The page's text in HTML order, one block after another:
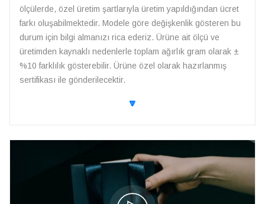
ölçülerde, özel üretim şartlarıyla üretim yapıldığından ücret
farkı oluşabilmektedir. Modele göre değişkenlik gösteren bu
durum için bilgi almanızı rica ederiz. Ürüne ait ölçü ve
üretimden kaynaklı nedenlerle toplam ağırlık gram olarak ±
%10 farklılık gösterebilir. Ürüne özel olarak hazırlanmış
sertifikası ile gönderilecektir.
🔽